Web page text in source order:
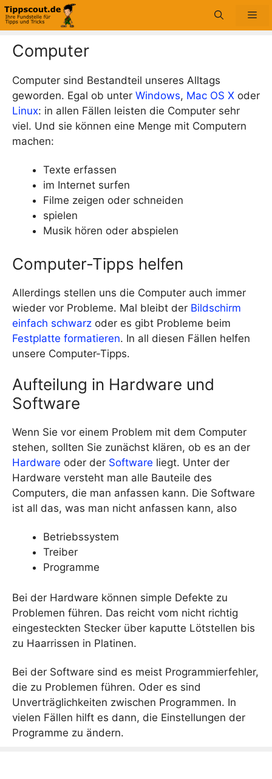
Zum
Inhalt
Computer
Computer sind Bestandteil unseres Alltags
geworden. Egal ob unter Windows, Mac OS X oder
Linux: in allen Fällen leisten die Computer sehr
viel. Und sie können eine Menge mit Computern
machen:
Texte erfassen
im Internet surfen
Filme zeigen oder schneiden
spielen
Musik hören oder abspielen
Computer-Tipps helfen
Allerdings stellen uns die Computer auch immer
wieder vor Probleme. Mal bleibt der Bildschirm
einfach schwarz oder es gibt Probleme beim
Festplatte formatieren. In all diesen Fällen helfen
unsere Computer-Tipps.
Aufteilung in Hardware und
Software
Wenn Sie vor einem Problem mit dem Computer
stehen, sollten Sie zunächst klären, ob es an der
Hardware oder der Software liegt. Unter der
Hardware versteht man alle Bauteile des
Computers, die man anfassen kann. Die Software
ist all das, was man nicht anfassen kann, also
Betriebssystem
Treiber
Programme
Bei der Hardware können simple Defekte zu
Problemen führen. Das reicht vom nicht richtig
eingesteckten Stecker über kaputte Lötstellen bis
zu Haarrissen in Platinen.
Bei der Software sind es meist Programmierfehler,
die zu Problemen führen. Oder es sind
Unverträglichkeiten zwischen Programmen. In
vielen Fällen hilft es dann, die Einstellungen der
Programme zu ändern.